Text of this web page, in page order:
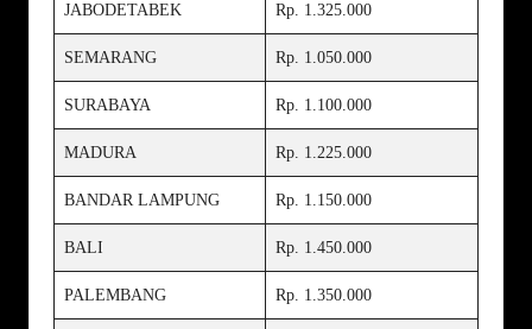
JABODETABEK Rp. 1.325.000
SEMARANG Rp. 1.050.000
SURABAYA Rp. 1.100.000
MADURA Rp. 1.225.000
BANDAR LAMPUNG Rp. 1.150.000
BALI Rp. 1.450.000
PALEMBANG Rp. 1.350.000